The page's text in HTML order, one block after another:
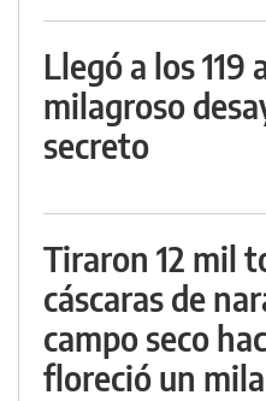
Llegó a los 119
milagroso
secreto
Tiraron 12 mil
cáscaras de
campo seco
floreció un